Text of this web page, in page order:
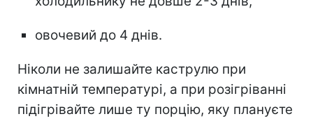
овочевий до 4 днів.
Ніколи не залишайте каструлю при
кімнатній температурі, а при розігріванні
підігрівайте лише ту порцію, яку плануєте